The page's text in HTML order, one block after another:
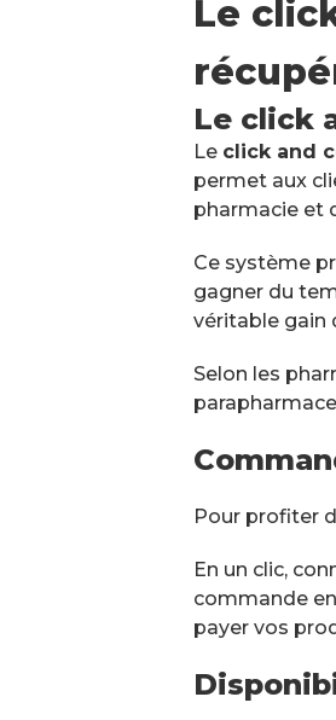
Scan
Triangle
Fermé
2 Place
03 84
Maison
Fermé
02 41 87
Scan
Fermé
15 Rue de
Le
Le click
Le click and
permet aux
pharmacie et
Ce système
gagner du
véritable gain
Selon les
Pour profiter
En un clic,
commande
payer vos